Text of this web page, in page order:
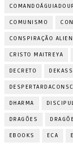
COMUNISMO
CONSPIRAÇÃO ALIEN
CRISTO MAITREYA
DECRETO
DHARMA
DRAGÕES
EBOOKS ECA